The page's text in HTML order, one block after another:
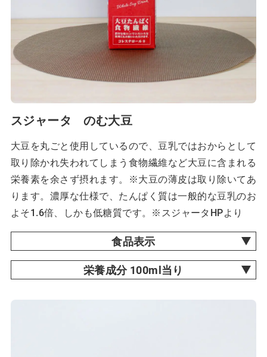
スジャータ のむ大豆
大豆を丸ごと使用しているので、豆乳ではおからとして
取り除かれ失われてしまう食物繊維など大豆に含まれる
栄養素を余さず摂れます。※大豆の薄皮は取り除いてあ
ります。濃厚な仕様で、たんぱく質は一般的な豆乳のお
よそ1.6倍、しかも低糖質です。※スジャータHPより
食品表示
栄養成分 100ml当り